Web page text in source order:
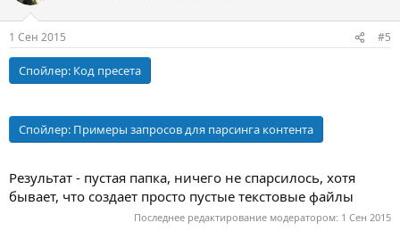
1 Сен 2015 #5
Спойлер: Код пресета
Спойлер: Примеры запросов для парсинга контента
Результат - пустая папка, ничего не спарсилось, хотя
бывает, что создает просто пустые текстовые файлы
Последнее редактирование модератором: 1 Сен 2015